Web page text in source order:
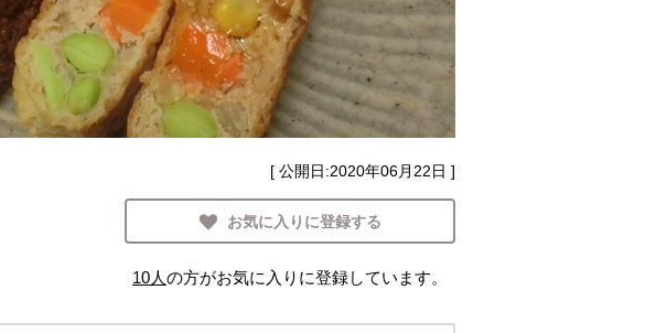
[ 公開日:2020年06月22日 ]
お気に入りに登録する
10人の方がお気に入りに登録しています。